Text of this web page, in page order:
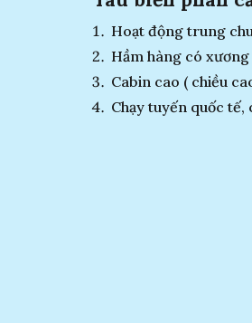
Hoạt động trung
Hầm hàng có xương
Cabin cao ( chiều
Chạy tuyến quốc tế,